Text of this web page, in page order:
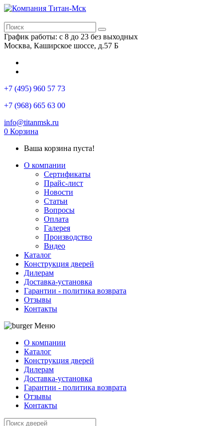
График работы: с 8 до 23 без выходных
Москва, Каширское шоссе, д.57 Б
+7 (495) 960 57 73
+7 (968) 665 63 00
info@titanmsk.ru
0 Корзина
Ваша корзина пуста!
О компании
Сертификаты
Прайс-лист
Новости
Статьи
Вопросы
Оплата
Галерея
Производство
Видео
Каталог
Конструкция дверей
Дилерам
Доставка-установка
Гарантии - политика возврата
Отзывы
Контакты
Меню
О компании
Каталог
Конструкция дверей
Дилерам
Доставка-установка
Гарантии - политика возврата
Отзывы
Контакты